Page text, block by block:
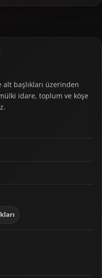
başlıkları üzerinden
idare, toplum ve köşe